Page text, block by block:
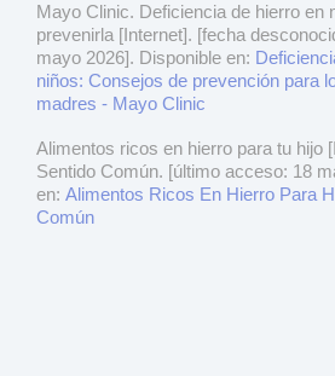
Mayo Clinic. Deficiencia de hierro en
prevenirla [Internet]. [fecha
mayo 2026]. Disponible en:
niños: Consejos de prevención para
madres - Mayo Clinic
Alimentos ricos en hierro para tu hijo
Sentido Común. [último acceso: 18
en: Alimentos Ricos En Hierro Para
Común